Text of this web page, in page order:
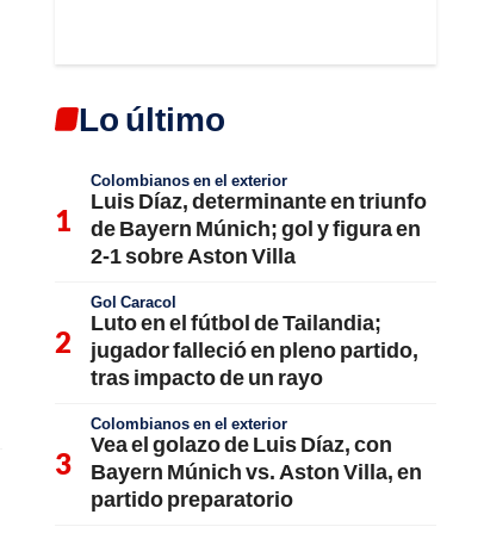
Lo último
Colombianos en el exterior
Luis Díaz, determinante en triunfo
de Bayern Múnich; gol y figura en
2-1 sobre Aston Villa
Gol Caracol
Luto en el fútbol de Tailandia;
jugador falleció en pleno partido,
tras impacto de un rayo
Colombianos en el exterior
Vea el golazo de Luis Díaz, con
Bayern Múnich vs. Aston Villa, en
partido preparatorio